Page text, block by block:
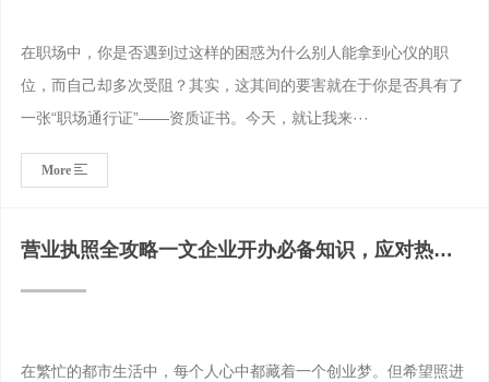
在职场中，你是否遇到过这样的困惑为什么别人能拿到心仪的职
位，而自己却多次受阻？其实，这其间的要害就在于你是否具有了
一张“职场通行证”——资质证书。今天，就让我来···
More
营业执照全攻略一文企业开办必备知识，应对热门
搜索难题！
在繁忙的都市生活中，每个人心中都藏着一个创业梦。但希望照进